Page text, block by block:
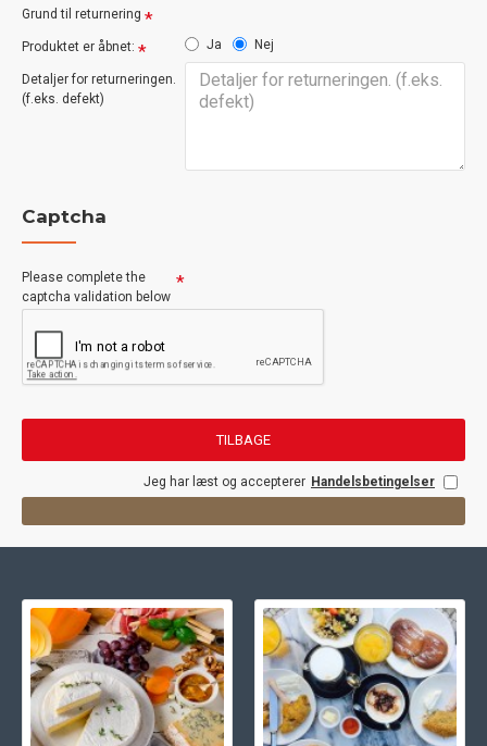
Grund til returnering
Produktet er åbnet: Ja Nej
Detaljer for returneringen.
(f.eks. defekt)
Captcha
Please complete the
captcha validation below
TILBAGE
Jeg har læst og accepterer Handelsbetingelser